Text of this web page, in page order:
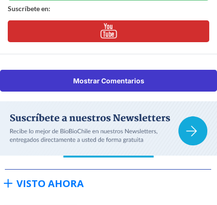
Suscríbete en:
Mostrar Comentarios
VISTO AHORA